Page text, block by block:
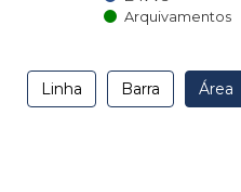
Arquivamentos